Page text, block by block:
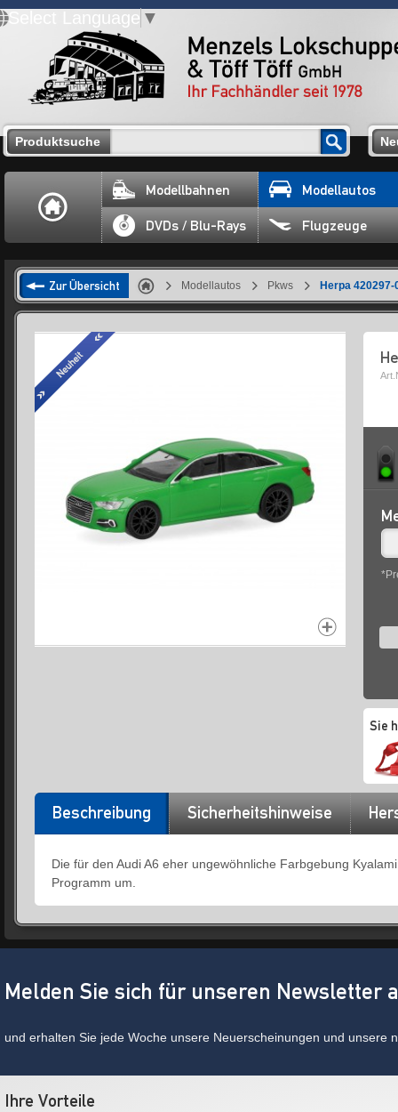
Select Language ▼
Produktsuche
Modellbahnen Modellautos
DVDs / Blu-Rays Flugzeuge
Zur Übersicht Modellautos Pkws Herpa
Sie
Beschreibung Sicherheitshinweise
Die für den Audi A6 eher ungewöhnliche Farbgebung
Programm um.
Melden Sie sich für unseren Newsletter
und erhalten Sie jede Woche unsere Neuerscheinungen und unsere
Ihre Vorteile